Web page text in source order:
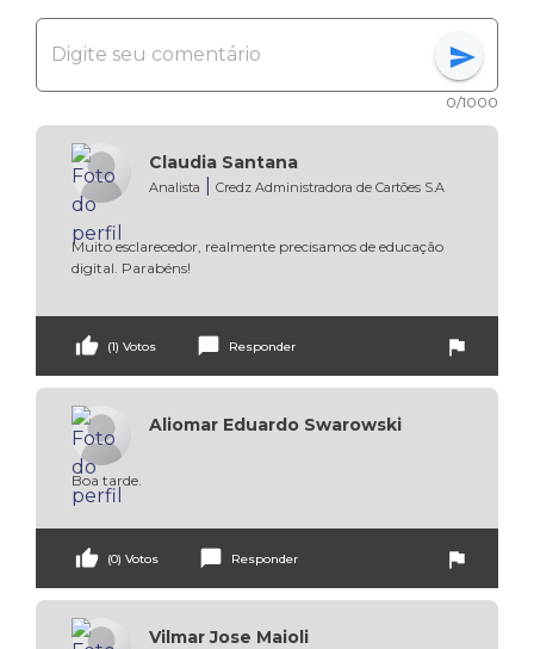
send
0/1000
Claudia Santana
Analista Credz Administradora de Cartões S.A
Muito esclarecedor, realmente precisamos de educação
digital. Parabéns!
thumb_up (1) Votos chat_bubble Responder flag
Aliomar Eduardo Swarowski
Boa tarde.
thumb_up (0) Votos chat_bubble Responder flag
Vilmar Jose Maioli